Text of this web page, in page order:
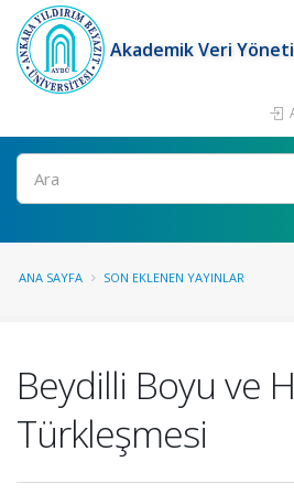
Akademik Veri
Ara
ANA SAYFA SON EKLENEN YAYINLAR
Beydilli Boyu ve
Türkleşmesi